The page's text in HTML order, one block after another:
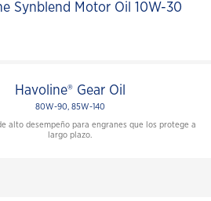
Synblend Motor Oil 10W-30
Havoline® Gear Oil
80W-90, 85W-140
alto desempeño para engranes que los protege a
largo plazo.